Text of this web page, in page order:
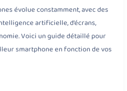
évolue constamment, avec des
artificielle, d’écrans,
Voici un guide détaillé pour
smartphone en fonction de vos